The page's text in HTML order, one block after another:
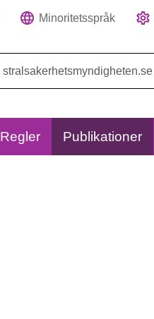
Minoritetsspråk
Regler Publikationer